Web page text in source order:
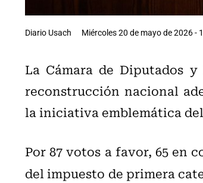
Diario Usach Miércoles 20 de mayo de 2026 -
La Cámara de Diputados
reconstrucción nacional
la iniciativa emblemática
Por 87 votos a favor, 65 en
del impuesto de primera